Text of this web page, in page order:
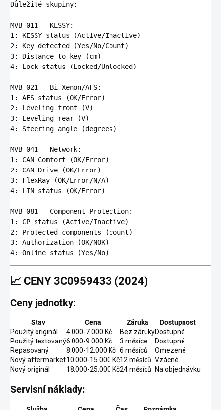
Důležité skupiny
MVB 011 - KESSY:
1:
KESSY status (Active/Inactive)
2:
Key detected (Yes/No/Count)
3:
Distance to key (cm)
4: Lock status (Locked/Unlocked)
MVB 021 - Bi-Xenon/AFS:
1:
AFS status (OK/Error)
2:
Leveling front (V)
3:
Leveling rear (V)
4: Steering angle (degrees)
MVB 041 - Network:
1:
CAN Comfort (OK/Error)
2:
CAN Drive (OK/Error)
3:
FlexRay (OK/Error/N/A)
4: LIN status (OK/Error)
MVB 081 - Component Protection:
1:
CP status (Active/Inactive)
2:
Protected components (count)
3:
Authorization (OK/NOK)
4: Online status (Yes/No)
📈 CENY 3C0959433 (2024)
Ceny jednotky:
Stav Cena Záruka
Dostupnost
Použitý originál
4.000-7.000 Kč Bez zárukyDostupné
Použitý testovaný6.000-9.000 Kč 3 měsíce
Dostupné
Repasovaný
8.000-12.000 Kč 6 měsíců
Omezené
Nový aftermarket10.000-15.000 Kč12 měsíců Vzácné
Nový originál
18.000-25.000 Kč24 měsíců Na objednávku
Servisní náklady: